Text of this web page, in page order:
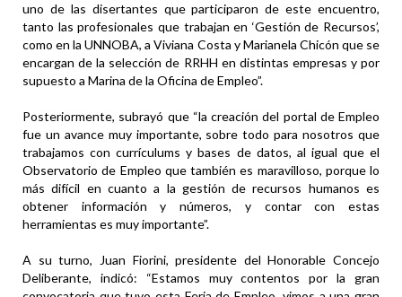
uno de las disertantes que participaron de este encuentro,
tanto las profesionales que trabajan en ‘Gestión de Recursos’,
como en la UNNOBA, a Viviana Costa y Marianela Chicón que se
encargan de la selección de RRHH en distintas empresas y por
supuesto a Marina de la Oficina de Empleo”.
Posteriormente, subrayó que “la creación del portal de Empleo
fue un avance muy importante, sobre todo para nosotros que
trabajamos con currículums y bases de datos, al igual que el
Observatorio de Empleo que también es maravilloso, porque lo
más difícil en cuanto a la gestión de recursos humanos es
obtener información y números, y contar con estas
herramientas es muy importante”.
A su turno, Juan Fiorini, presidente del Honorable Concejo
Deliberante, indicó: “Estamos muy contentos por la gran